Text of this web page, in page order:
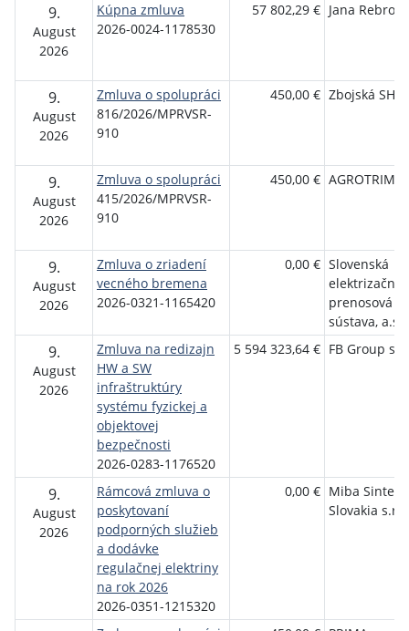
9.
August
2026
Kúpna zmluva
2026-0024-1178530
57 802,29 € Jana Rebrová
9.
August
2026
Zmluva o spolupráci
816/2026/MPRVSR-
910
450,00 € Zbojská SHR
9.
August
2026
Zmluva o spolupráci
415/2026/MPRVSR-
910
450,00 € AGROTRIM,
9.
August
2026
Zmluva o zriadení
vecného bremena
2026-0321-1165420
0,00 € Slovenská
elektrizačná
prenosová
sústava, a.s.
9.
August
2026
Zmluva na redizajn
HW a SW
infraštruktúry
systému fyzickej a
objektovej
bezpečnosti
2026-0283-1176520
5 594 323,64 € FB Group s.
9.
August
2026
Rámcová zmluva o
poskytovaní
podporných služieb
a dodávke
regulačnej elektriny
na rok 2026
2026-0351-1215320
0,00 € Miba Sinter
Slovakia